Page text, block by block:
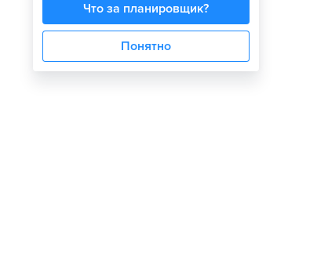
Что за планировщик?
Понятно